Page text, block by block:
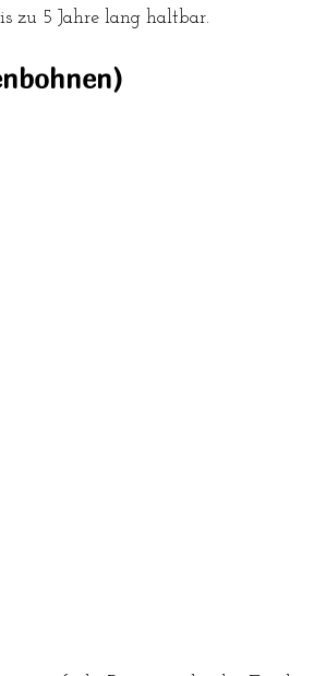
zu 5 Jahre lang haltbar.